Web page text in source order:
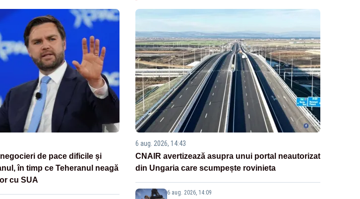
de pace dificile și
în timp ce Teheranul neagă
cu SUA
6 aug. 2026, 14:43
CNAIR avertizează asupra unui portal neautorizat
din Ungaria care scumpește rovinieta
6 aug. 2026, 14:09